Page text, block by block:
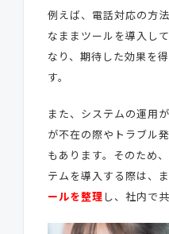
例えば、電話対応の方
なままツールを導入し
なり、期待した効果を
す。
また、システムの運用
が不在の際やトラブル
もあります。そのため
テムを導入する際は、
ールを整理 し、社内で